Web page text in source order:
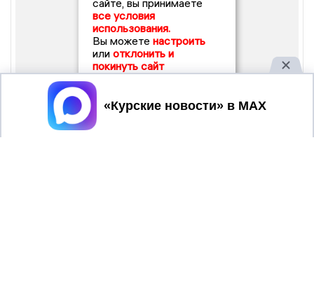
сайте, вы принимаете
все условия
использования.
Вы можете настроить
или отклонить и
покинуть сайт
Принять